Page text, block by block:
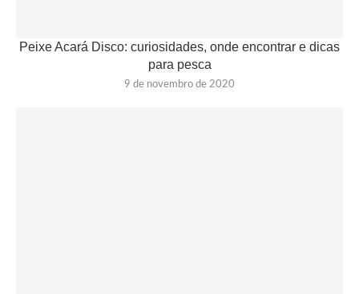
Peixe Acará Disco: curiosidades, onde encontrar e dicas
para pesca
9 de novembro de 2020